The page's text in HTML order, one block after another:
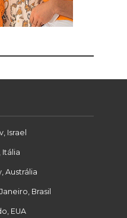
Israel
Itália
Austrália
Brasil
EUA